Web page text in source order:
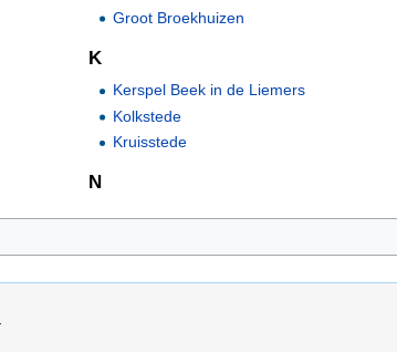
Groot Broekhuizen
K
Kerspel Beek in de Liemers
Kolkstede
Kruisstede
N